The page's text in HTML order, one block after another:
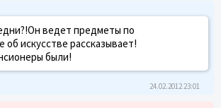
ведет предметы по
об искусстве рассказывает!
были!
24.02.2012 23:01